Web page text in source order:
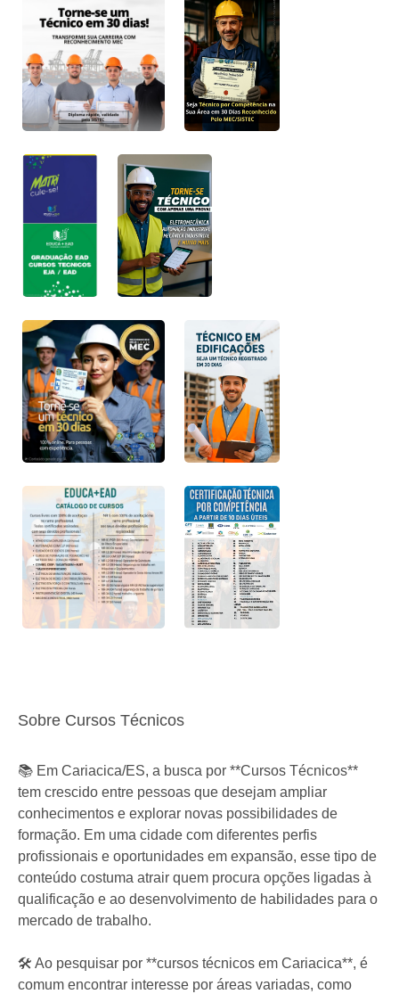
Sobre Cursos Técnicos
📚 Em Cariacica/ES, a busca por **Cursos Técnicos**
tem crescido entre pessoas que desejam ampliar
conhecimentos e explorar novas possibilidades de
formação. Em uma cidade com diferentes perfis
profissionais e oportunidades em expansão, esse tipo de
conteúdo costuma atrair quem procura opções ligadas à
qualificação e ao desenvolvimento de habilidades para o
mercado de trabalho.
🛠️ Ao pesquisar por **cursos técnicos em Cariacica**, é
comum encontrar interesse por áreas variadas, como